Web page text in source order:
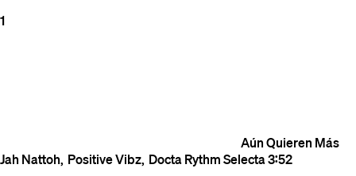
1
Aún Quieren Más
Jah Nattoh Positive Vibz Docta Rythm Selecta3:52